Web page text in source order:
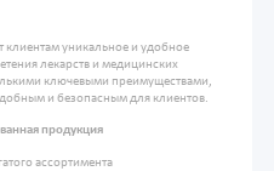
клиентам уникальное и удобное
лекарств и медицинских
ключевыми преимуществами,
и безопасным для клиентов.
продукция
ассортимента